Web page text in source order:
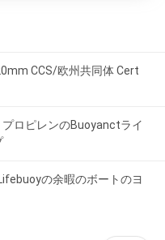
CCS/欧州共同体 Cert
ロピレンのBuoyanctライ
の余暇のボートのヨ